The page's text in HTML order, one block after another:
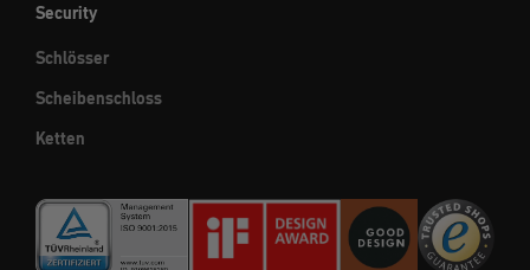
Security
Schlösser
Scheibenschloss
Ketten